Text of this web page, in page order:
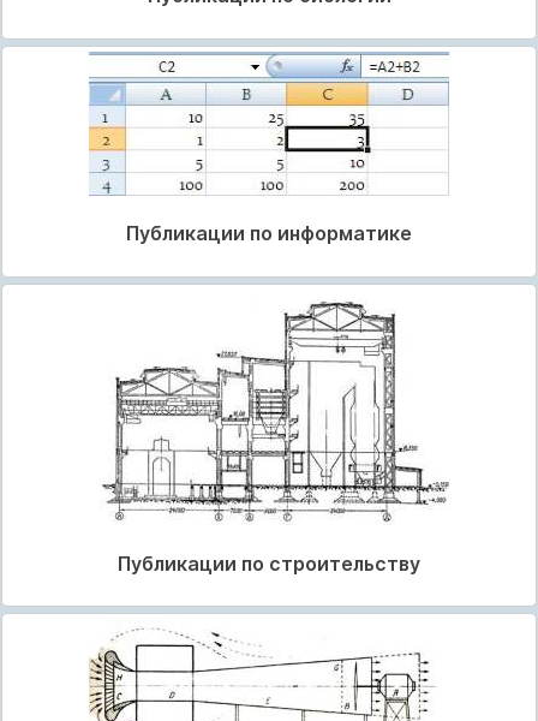
Публикации по информатике
Публикации по строительству